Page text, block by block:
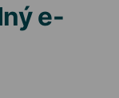
e-